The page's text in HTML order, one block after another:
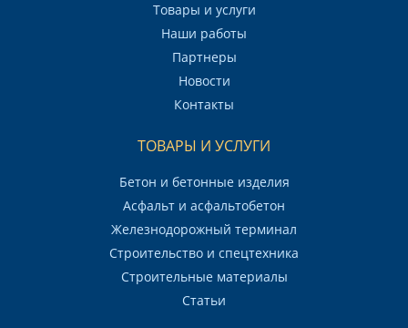
Товары и услуги
Наши работы
Партнеры
Новости
Контакты
ТОВАРЫ И УСЛУГИ
Бетон и бетонные изделия
Асфальт и асфальтобетон
Железнодорожный терминал
Строительство и спецтехника
Строительные материалы
Статьи